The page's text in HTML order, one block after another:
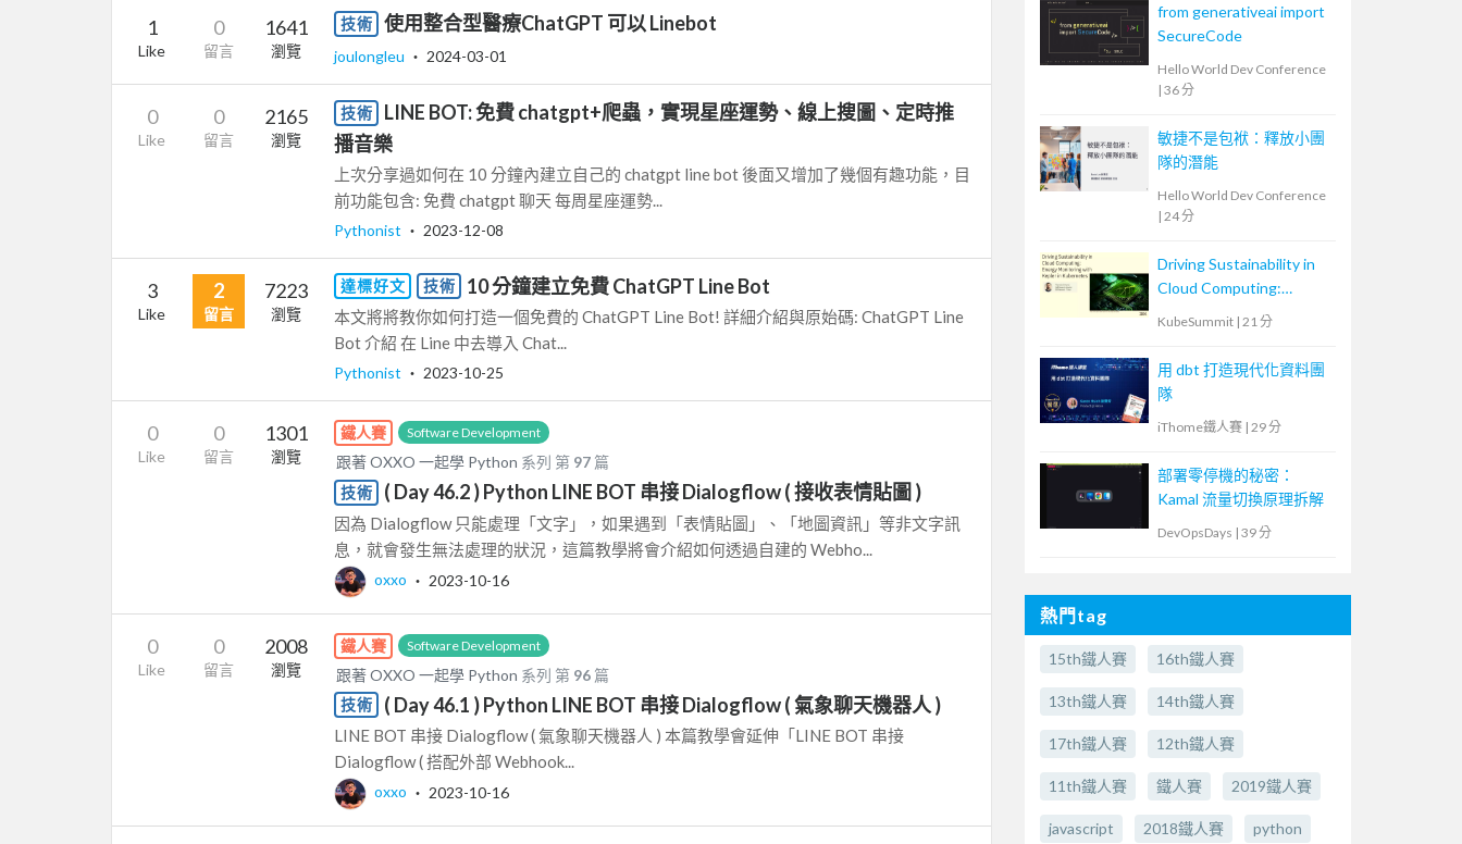
1
Like
0
留言
1641
瀏覽
技術 使用整合型醫療ChatGPT 可以 Linebot
joulongleu ‧ 2024-03-01
0
Like
0
留言
2165
瀏覽
技術
LINE BOT: 免費 chatgpt+爬蟲，實現星座運勢、線上搜圖、定時推
播音樂
上次分享過如何在 10 分鐘內建立自己的 chatgpt line bot 後面又增加了幾個有趣功能，目
前功能包含: 免費 chatgpt 聊天 每周星座運勢...
Pythonist ‧ 2023-12-08
3
Like
2
留言
7223
瀏覽
達標好文 技術 10 分鐘建立免費 ChatGPT Line Bot
本文將將教你如何打造一個免費的 ChatGPT Line Bot! 詳細介紹與原始碼: ChatGPT Line
Bot 介紹 在 Line 中去導入 Chat...
Pythonist ‧ 2023-10-25
0
Like
0
留言
1301
瀏覽
鐵人賽 Software Development
跟著 OXXO 一起學 Python 系列 第 97 篇
技術
( Day 46.2 ) Python LINE BOT 串接 Dialogflow ( 接收表情貼圖 )
因為 Dialogflow 只能處理「文字」，如果遇到「表情貼圖」、「地圖資訊」等非文字訊
息，就會發生無法處理的狀況，這篇教學將會介紹如何透過自建的 Webho...
oxxo ‧ 2023-10-16
0
Like
0
留言
2008
瀏覽
鐵人賽 Software Development
跟著 OXXO 一起學 Python 系列 第 96 篇
技術
( Day 46.1 ) Python LINE BOT 串接 Dialogflow ( 氣象聊天機器人 )
LINE BOT 串接 Dialogflow ( 氣象聊天機器人 ) 本篇教學會延伸「LINE BOT 串接
Dialogflow ( 搭配外部 Webhook...
oxxo ‧ 2023-10-16
from generativeai import
SecureCode
Hello World Dev Conference
| 36 分
敏捷不是包袱：釋放小團
隊的潛能
Hello World Dev Conference
| 24 分
Driving Sustainability in
Cloud Computing:
Energy Monitoring with
KubeSummit | 21 分
用 dbt 打造現代化資料團
隊
iThome鐵人賽 | 29 分
部署零停機的秘密：
Kamal 流量切換原理拆解
DevOpsDays | 39 分
熱門tag
15th鐵人賽 16th鐵人賽
13th鐵人賽 14th鐵人賽
17th鐵人賽 12th鐵人賽
11th鐵人賽 鐵人賽 2019鐵人賽
javascript 2018鐵人賽 python